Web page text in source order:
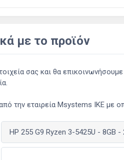
με το προϊόν
σας και θα
την εταιρεία Msystems ΙΚΕ με